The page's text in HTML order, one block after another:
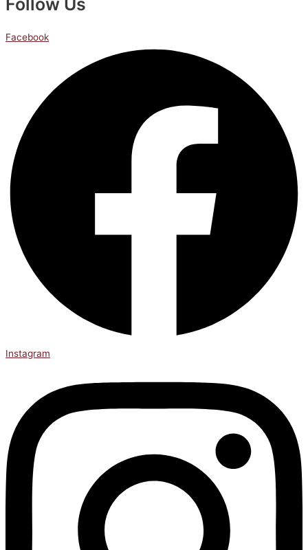
Follow Us
Facebook
Instagram